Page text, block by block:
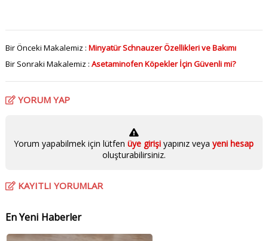
Bir Önceki Makalemiz : Minyatür Schnauzer Özellikleri ve Bakımı
Bir Sonraki Makalemiz : Asetaminofen Köpekler İçin Güvenli mi?
YORUM YAP
Yorum yapabilmek için lütfenüye girişiyapınız veya yeni hesap
oluşturabilirsiniz.
KAYITLI YORUMLAR
En Yeni Haberler